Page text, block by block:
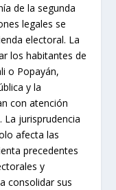
de la segunda
legales se
electoral. La
los habitantes de
o Popayán,
y la
con atención
jurisprudencia
afecta las
precedentes
y
consolidar sus